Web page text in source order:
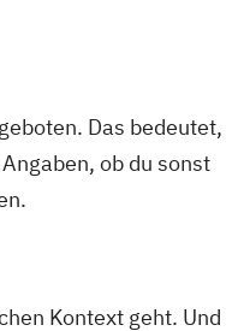
Das bedeutet,
ob du sonst
Kontext geht. Und